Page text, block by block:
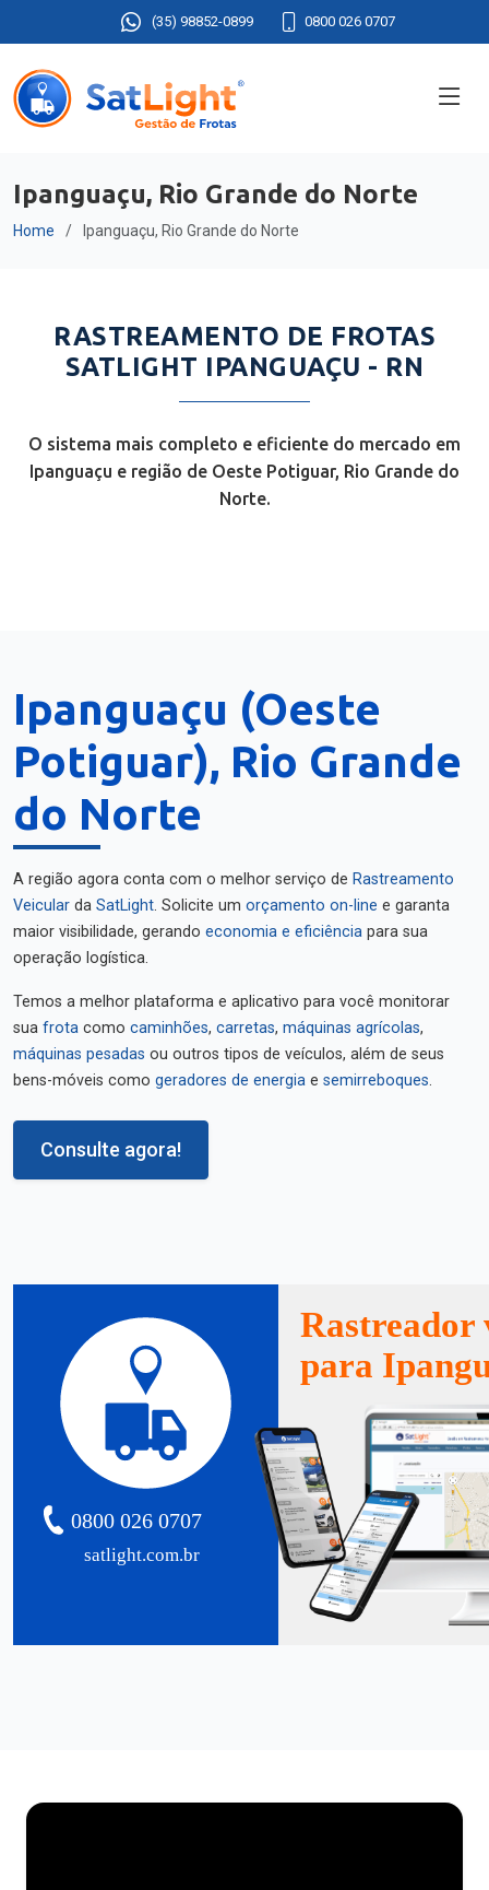
(35) 98852-0899 0800 026 0707
Ipanguaçu, Rio Grande do Norte
Home Ipanguaçu, Rio Grande do Norte
RASTREAMENTO DE FROTAS
SATLIGHT IPANGUAÇU - RN
O sistema mais completo e eficiente do mercado em
Ipanguaçu e região de Oeste Potiguar, Rio Grande do
Norte.
Ipanguaçu (Oeste
Potiguar), Rio Grande
do Norte
A região agora conta com o melhor serviço de Rastreamento
Veicular da SatLight. Solicite um orçamento on-line e garanta
maior visibilidade, gerando economia e eficiência para sua
operação logística.
Temos a melhor plataforma e aplicativo para você monitorar
sua frota como caminhões, carretas, máquinas agrícolas,
máquinas pesadas ou outros tipos de veículos, além de seus
bens-móveis como geradores de energia e semirreboques.
Consulte agora!
satlight.com.br
0800 026 0707
Rastreador
para